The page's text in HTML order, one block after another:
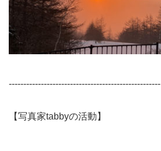
----------------------------------------------------
【写真家tabbyの活動】